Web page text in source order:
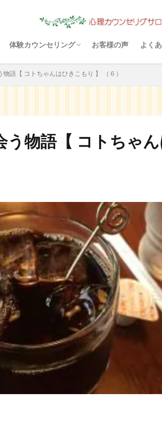
体験カウンセリング お客様の声 よく
語【 コトちゃんはひきこもり 】 （６）
う物語【 コトちゃん